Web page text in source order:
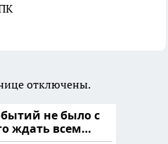
отключены.
не было с
ждать всем